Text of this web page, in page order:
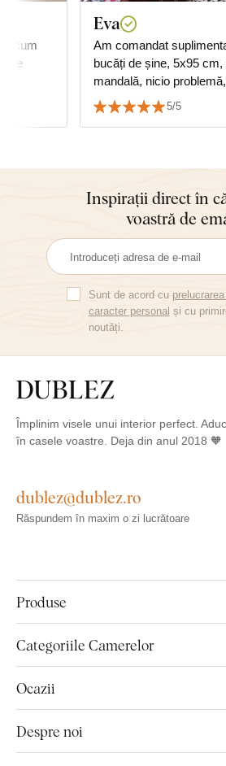
cum
Eva
Am comandat
bucăți de șine, 5x95 cm,
mandală, nicio problemă,
mulțumesc și recomand
căldură.
5/5
Inspirații direct în
voastră de
Sunt de acord cu
caracter personal și cu
noutăți.
Împlinim visele unui interior perfect.
în casele voastre. Deja din anul 2018 🧡
Produse
Categoriile Camerelor
Ocazii
Despre noi
dublez@dublez.ro
Răspundem în maxim o zi lucrătoare